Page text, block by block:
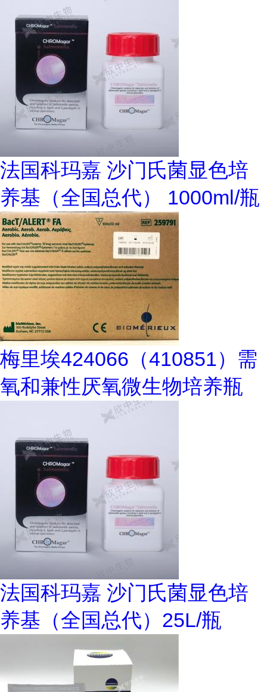
法国科玛嘉 沙门氏菌显色培
养基（全国总代） 1000ml/瓶
梅里埃424066（410851）需
氧和兼性厌氧微生物培养瓶
法国科玛嘉 沙门氏菌显色培
养基（全国总代）25L/瓶